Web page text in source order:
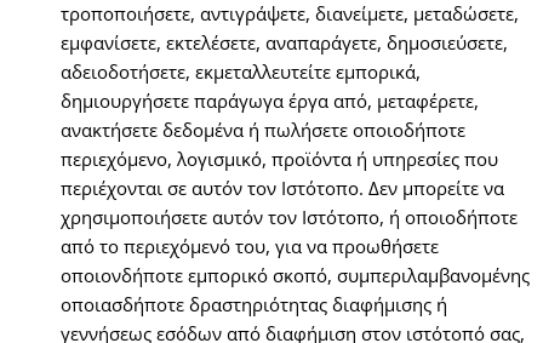
τροποποιήσετε, αντιγράψετε, διανείμετε, μεταδώσετε,
εμφανίσετε, εκτελέσετε, αναπαράγετε, δημοσιεύσετε,
αδειοδοτήσετε, εκμεταλλευτείτε εμπορικά,
δημιουργήσετε παράγωγα έργα από, μεταφέρετε,
ανακτήσετε δεδομένα ή πωλήσετε οποιοδήποτε
περιεχόμενο, λογισμικό, προϊόντα ή υπηρεσίες που
περιέχονται σε αυτόν τον Ιστότοπο. Δεν μπορείτε να
χρησιμοποιήσετε αυτόν τον Ιστότοπο, ή οποιοδήποτε
από το περιεχόμενό του, για να προωθήσετε
οποιονδήποτε εμπορικό σκοπό, συμπεριλαμβανομένης
οποιασδήποτε δραστηριότητας διαφήμισης ή
γεννήσεως εσόδων από διαφήμιση στον ιστότοπό σας,